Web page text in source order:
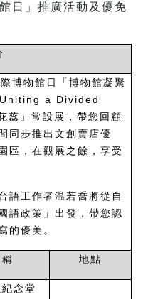
日」推廣活動及優免
博物館日「博物館凝聚
Uniting a Divided
蕊」常設展，帶您回顧
同步推出文創賣店優
區，在觀展之餘，享受
語工作者温若喬將從自
語政策」出發，帶您認
的優美。
地點
念堂